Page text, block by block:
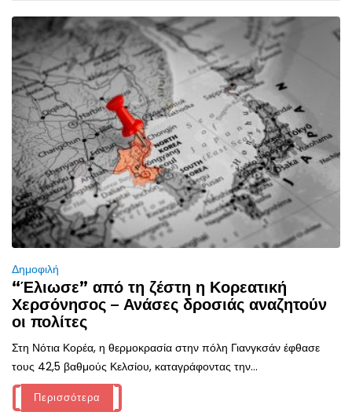
Δημοφιλή
“Έλιωσε” από τη ζέστη η Κορεατική
Χερσόνησος – Ανάσες δροσιάς αναζητούν
οι πολίτες
Στη Νότια Κορέα, η θερμοκρασία στην πόλη Γιανγκσάν έφθασε
τους 42,5 βαθμούς Κελσίου, καταγράφοντας την...
Περισσότερα